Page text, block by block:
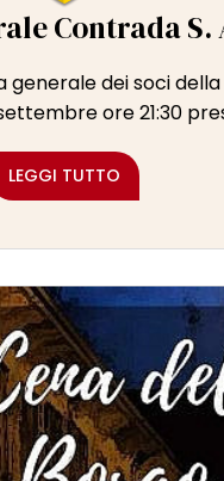
Contrada
generale dei soci
ore 21:30
LEGGI TUTTO